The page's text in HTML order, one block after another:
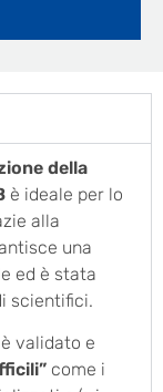
della
è ideale per lo
alla
una
ed è stata
scientifici.
validato e
come i